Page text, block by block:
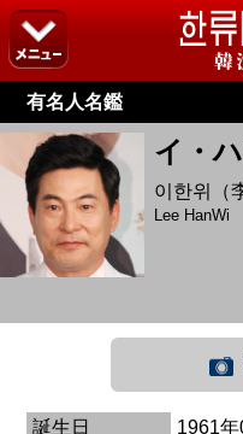
有名人名鑑
イ・
이한위（
Lee HanWi
誕生日
1961年